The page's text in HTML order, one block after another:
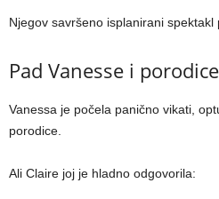
Njegov savršeno isplanirani
Pad Vanesse i porodice
Vanessa je počela panično vikati,
porodice.
Ali Claire joj je hladno odgovorila: